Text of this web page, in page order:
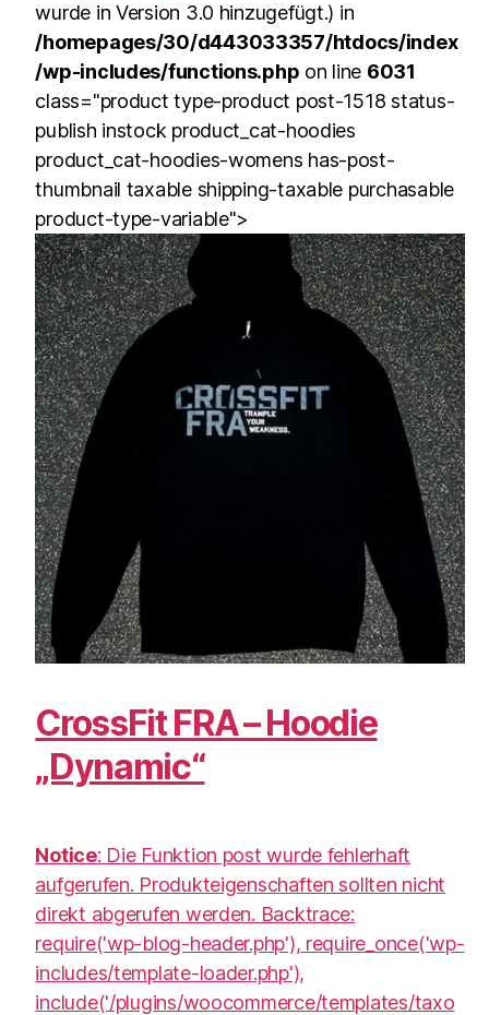
wurde in Version 3.0 hinzugefügt.) in
/homepages/30/d443033357/htdocs/index
/wp-includes/functions.php on line 6031
class="product type-product post-1518 status-
publish instock product_cat-hoodies
product_cat-hoodies-womens has-post-
thumbnail taxable shipping-taxable purchasable
product-type-variable">
CrossFit FRA – Hoodie
„Dynamic“
Notice: Die Funktion post wurde fehlerhaft
aufgerufen. Produkteigenschaften sollten nicht
direkt abgerufen werden. Backtrace:
require('wp-blog-header.php'), require_once('wp-
includes/template-loader.php'),
include('/plugins/woocommerce/templates/taxo